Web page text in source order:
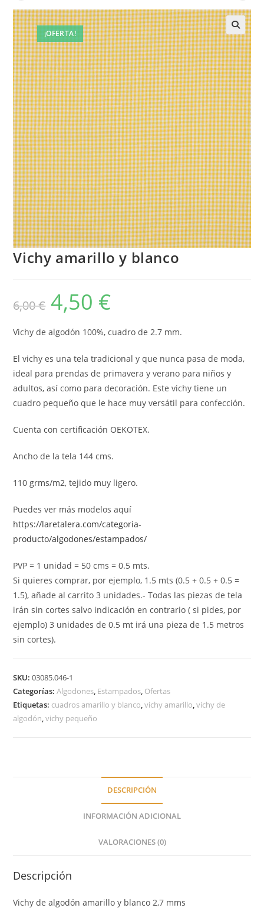
¡OFERTA!
🔍
Vichy amarillo y blanco
6,00€
El
precio
original
6,00 €.
4,50 €
4,50 €.
Vichy de algodón 100%, cuadro de 2.7 mm.
El vichy es una tela tradicional y que nunca pasa de moda,
ideal para prendas de primavera y verano para niños y
adultos, así como para decoración. Este vichy tiene un
cuadro pequeño que le hace muy versátil para confección.
Cuenta con certificación OEKOTEX.
Ancho de la tela 144 cms.
110 grms/m2, tejido muy ligero.
Puedes ver más modelos aquí
https://laretalera.com/categoria-
producto/algodones/estampados/
PVP = 1 unidad = 50 cms = 0.5 mts.
Si quieres comprar, por ejemplo, 1.5 mts (0.5 + 0.5 + 0.5 =
1.5), añade al carrito 3 unidades.- Todas las piezas de tela
irán sin cortes salvo indicación en contrario ( si pides, por
ejemplo) 3 unidades de 0.5 mt irá una pieza de 1.5 metros
sin cortes).
SKU:03085.046-1
Categorías:Algodones, Estampados, Ofertas
Etiquetas: cuadros amarillo y blanco,vichy amarillo,vichy de
algodón,vichy pequeño
DESCRIPCIÓN
INFORMACIÓN ADICIONAL
VALORACIONES (0)
Descripción
Vichy de algodón amarillo y blanco 2,7 mms